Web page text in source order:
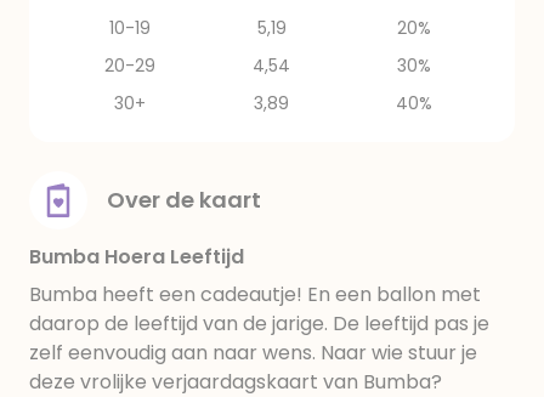
10-19
5,19
20%
20-29
4,54
30%
30+
3,89 40%
Over de kaart
Bumba Hoera Leeftijd
Bumba heeft een cadeautje! En een ballon met
daarop de leeftijd van de jarige. De leeftijd pas je
zelf eenvoudig aan naar wens. Naar wie stuur je
deze vrolijke verjaardagskaart van Bumba?